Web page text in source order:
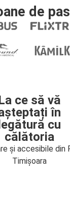
de
ce să vă
în
legătură cu
călătoria
și accesibile din
Timișoara